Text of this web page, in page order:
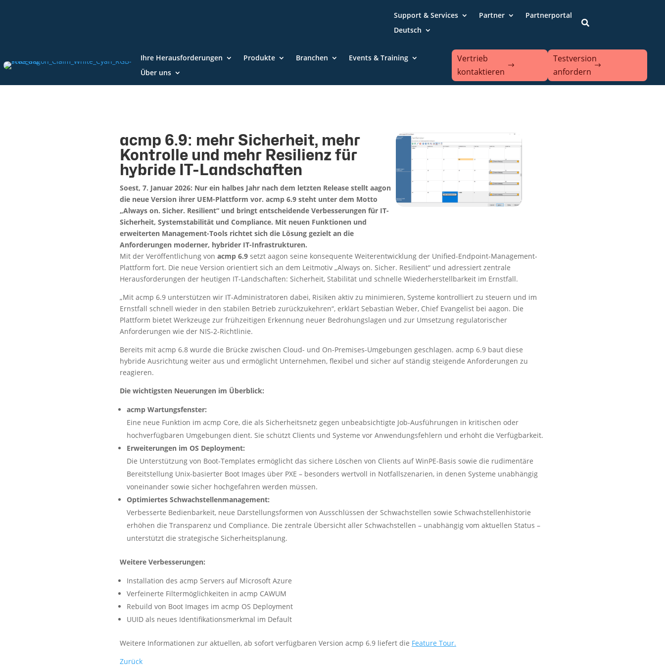
Support & Services Partner
Partnerportal
Deutsch

Ihre Herausforderungen Produkte Branchen
Events & Training
Über uns
Vertrieb
kontaktieren
Testversion
anfordern
acmp 6.9: mehr Sicherheit, mehr
Kontrolle und mehr Resilienz für
hybride IT-Landschaften
Soest, 7. Januar 2026: Nur ein halbes Jahr nach dem letzten Release stellt aagon
die neue Version ihrer UEM-Plattform vor. acmp 6.9 steht unter dem Motto
„Always on. Sicher. Resilient“ und bringt entscheidende Verbesserungen für IT-
Sicherheit, Systemstabilität und Compliance. Mit neuen Funktionen und
erweiterten Management-Tools richtet sich die Lösung gezielt an die
Anforderungen moderner, hybrider IT-Infrastrukturen.
Mit der Veröffentlichung von acmp 6.9 setzt aagon seine konsequente Weiterentwicklung der Unified-Endpoint-Management-
Plattform fort. Die neue Version orientiert sich an dem Leitmotiv „Always on. Sicher. Resilient“ und adressiert zentrale
Herausforderungen der heutigen IT-Landschaften: Sicherheit, Stabilität und schnelle Wiederherstellbarkeit im Ernstfall.
„Mit acmp 6.9 unterstützen wir IT-Administratoren dabei, Risiken aktiv zu minimieren, Systeme kontrolliert zu steuern und im
Ernstfall schnell wieder in den stabilen Betrieb zurückzukehren“, erklärt Sebastian Weber, Chief Evangelist bei aagon. Die
Plattform bietet Werkzeuge zur frühzeitigen Erkennung neuer Bedrohungslagen und zur Umsetzung regulatorischer
Anforderungen wie der NIS-2-Richtlinie.
Bereits mit acmp 6.8 wurde die Brücke zwischen Cloud- und On-Premises-Umgebungen geschlagen. acmp 6.9 baut diese
hybride Ausrichtung weiter aus und ermöglicht Unternehmen, flexibel und sicher auf ständig steigende Anforderungen zu
reagieren.
Die wichtigsten Neuerungen im Überblick:
acmp Wartungsfenster:
Eine neue Funktion im acmp Core, die als Sicherheitsnetz gegen unbeabsichtigte Job-Ausführungen in kritischen oder
hochverfügbaren Umgebungen dient. Sie schützt Clients und Systeme vor Anwendungsfehlern und erhöht die Verfügbarkeit.
Erweiterungen im OS Deployment:
Die Unterstützung von Boot-Templates ermöglicht das sichere Löschen von Clients auf WinPE-Basis sowie die rudimentäre
Bereitstellung Unix-basierter Boot Images über PXE – besonders wertvoll in Notfallszenarien, in denen Systeme unabhängig
voneinander sowie sicher hochgefahren werden müssen.
Optimiertes Schwachstellenmanagement:
Verbesserte Bedienbarkeit, neue Darstellungsformen von Ausschlüssen der Schwachstellen sowie Schwachstellenhistorie
erhöhen die Transparenz und Compliance. Die zentrale Übersicht aller Schwachstellen – unabhängig vom aktuellen Status –
unterstützt die strategische Sicherheitsplanung.
Weitere Verbesserungen:
Installation des acmp Servers auf Microsoft Azure
Verfeinerte Filtermöglichkeiten in acmp CAWUM
Rebuild von Boot Images im acmp OS Deployment
UUID als neues Identifikationsmerkmal im Default
Weitere Informationen zur aktuellen, ab sofort verfügbaren Version acmp 6.9 liefert die Feature Tour.
Zurück